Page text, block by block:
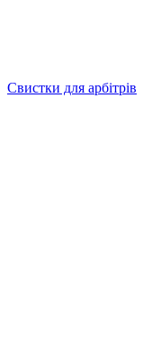
Свистки для арбітрів